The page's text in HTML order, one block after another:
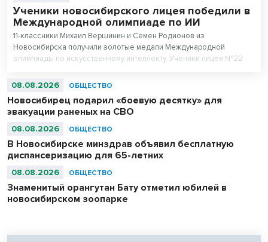
Ученики новосибирского лицея победили в
Международной олимпиаде по ИИ
11-классники Михаил Вершинин и Семен Родионов из
Новосибирска получили золотые медали Международной
олимпиады по искусственному интеллекту. Ученики лицея №22
абсолютными чемпионами соревнований.
08.08.2026 ОБЩЕСТВО
Новосибирец подарил «боевую десятку» для
эвакуации раненых на СВО
08.08.2026 ОБЩЕСТВО
В Новосибирске минздрав объявил бесплатную
диспансеризацию для 65-летних
08.08.2026 ОБЩЕСТВО
Знаменитый орангутан Бату отметил юбилей в
новосибирском зоопарке